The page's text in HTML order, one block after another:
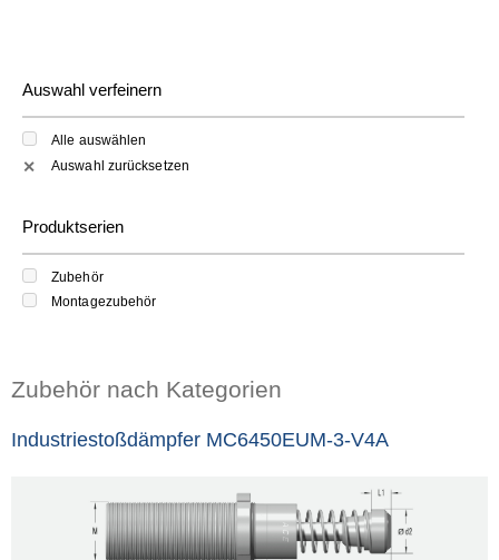
Auswahl verfeinern
Alle auswählen
✕ Auswahl zurücksetzen
Produktserien
Zubehör
Montagezubehör
Zubehör nach Kategorien
Industriestoßdämpfer MC6450EUM-3-V4A